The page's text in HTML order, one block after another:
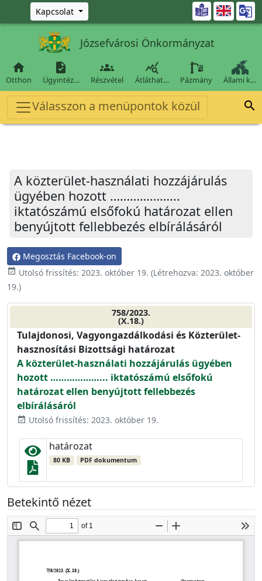
Ugrás a fő tartalomra
Kapcsolat 
Józsefvárosi Önkormányzat

Otthon

Ügyintéz…

Részvétel

Átláthat… Pázmány Állami k…
Válasszon a menüpontok közül 
A közterület-használati hozzájárulás
ügyében hozott ………………...
iktatószámú elsőfokú határozat ellen
benyújtott fellebbezés elbírálásáról
Megosztás Facebook-on
event_available Utolsó frissítés: 2023. október 19. (Létrehozva: 2023. október
19.)
758/2023.
(X.18.)
Tulajdonosi, Vagyongazdálkodási és Közterület-
hasznosítási Bizottsági határozat
A közterület-használati hozzájárulás ügyében
hozott ………………... iktatószámú elsőfokú
határozat ellen benyújtott fellebbezés
elbírálásáról
event_available Utolsó frissítés: 2023. október 19.
határozat
80 KB PDF dokumentum
Betekintő nézet